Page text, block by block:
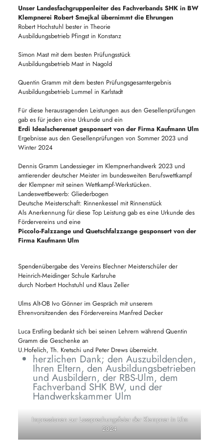
Unser Landesfachgruppenleiter des Fachverbands SHK in BW
Klempnerei Robert Smejkal übernimmt die Ehrungen
Robert Hochstuhl bester in Theorie
Ausbildungsbetrieb Pfingst in Konstanz
Simon Mast mit dem besten Prüfungsstück
Ausbildungsbetrieb Mast in Nagold
Quentin Gramm mit dem besten Prüfungsgesamtergebnis
Ausbildungsbetrieb Lummel in Karlstadt
Für diese herausragenden Leistungen aus den Gesellenprüfungen
gab es für jeden eine Urkunde und ein
Erdi Idealscherenset gesponsert von der Firma Kaufmann Ulm
Ergebnisse aus den Gesellenprüfungen von Sommer 2023 und
Winter 2024
Dennis Gramm Landessieger im Klempnerhandwerk 2023 und
amtierender deutscher Meister im bundesweiten Berufswettkampf
der Klempner mit seinen Wettkampf-Werkstücken.
Landeswettbewerb: Gliederbogen
Deutsche Meisterschaft: Rinnenkessel mit Rinnenstück
Als Anerkennung für diese Top Leistung gab es eine Urkunde des
Fördervereins und eine
Piccolo-Falzzange und Quetschfalzzange gesponsert von der
Firma Kaufmann Ulm
Spendenübergabe des Vereins Blechner Meisterschüler der
Heinrich-Meidinger Schule Karlsruhe
durch Norbert Hochstuhl und Klaus Zeller
Ulms Alt-OB Ivo Gönner im Gespräch mit unserem
Ehrenvorsitzenden des Fördervereins Manfred Decker
Luca Erstling bedankt sich bei seinen Lehrern während Quentin
Gramm die Geschenke an
U.Hofelich, Th. Kretschi und Peter Drews überreicht.
herzlichen Dank; den Auszubildenden,
Ihren Eltern, den Ausbildungsbetrieben
und Ausbildern, der RBS-Ulm, dem
Fachverband SHK BW, und der
Handwerkskammer Ulm
Impressionen zur Lossprechungsfeier der Klempner in Ulm
2024